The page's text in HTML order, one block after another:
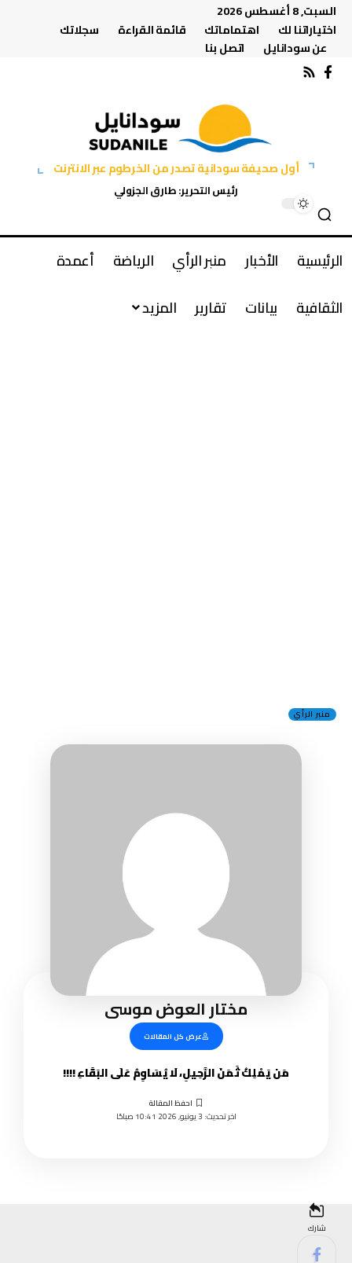
السبت, 8 أغسطس 2026
اختياراتنا لك
اهتماماتك قائمة القراءة
سجلاتك
عن سودانايل
اتصل بنا
أول صحيفة سودانية تصدر من الخرطوم عبر الانترنت
رئيس التحرير: طارق الجزولي
الرئيسية الأخبار منبر الرأي الرياضة
أعمدة
الثقافية
بيانات تقارير المزيد
منبر الرأي
مختار العوض موسى
عرض كل المقالات
مَن يَمْلِكُ ثَمَنَ الرَّحِيلِ، لَا يُسَاوِمُ عَلَى البَقَاءِ !!!!
اخر تحديث: 3 يونيو, 2026 10:41 صباحًا
شارك